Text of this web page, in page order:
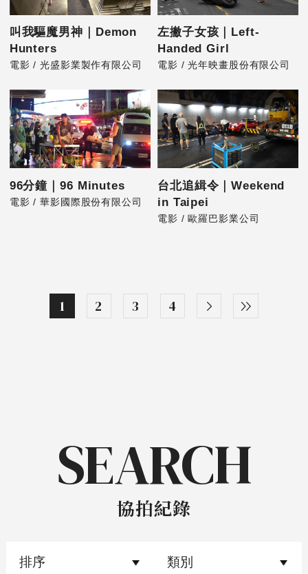
叫我驅魔男神｜Demon
Hunters
電影 / 光盛影業製作有限公司
左撇子女孩｜Left-
Handed Girl
電影 / 光年映畫股份有限公司
96分鐘｜96 Minutes
電影 / 華影國際股份有限公司
台北追緝令｜Weekend
in Taipei
電影 / 歐羅巴影業公司
1 2 3 4
SEARCH
協拍紀錄